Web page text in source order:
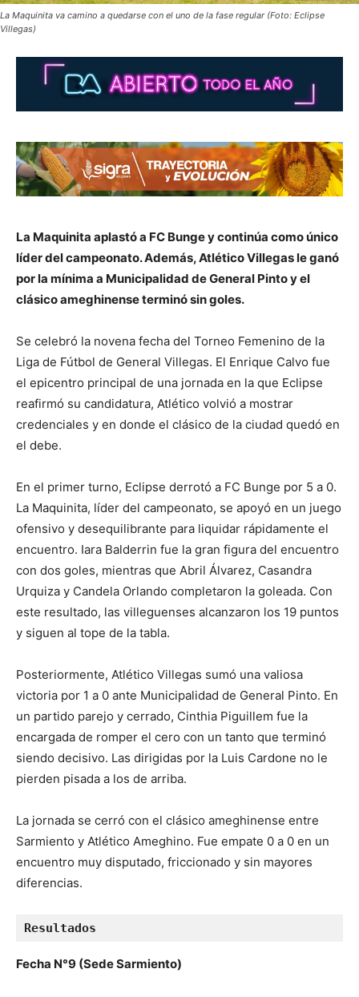
La Maquinita va camino a quedarse con el uno de la fase regular (Foto: Eclipse
Villegas)
La Maquinita aplastó a FC Bunge y continúa como único
líder del campeonato. Además, Atlético Villegas le ganó
por la mínima a Municipalidad de General Pinto y el
clásico ameghinense terminó sin goles.
Se celebró la novena fecha del Torneo Femenino de la
Liga de Fútbol de General Villegas. El Enrique Calvo fue
el epicentro principal de una jornada en la que Eclipse
reafirmó su candidatura, Atlético volvió a mostrar
credenciales y en donde el clásico de la ciudad quedó en
el debe.
En el primer turno, Eclipse derrotó a FC Bunge por 5 a 0.
La Maquinita, líder del campeonato, se apoyó en un juego
ofensivo y desequilibrante para liquidar rápidamente el
encuentro. Iara Balderrin fue la gran figura del encuentro
con dos goles, mientras que Abril Álvarez, Casandra
Urquiza y Candela Orlando completaron la goleada. Con
este resultado, las villeguenses alcanzaron los 19 puntos
y siguen al tope de la tabla.
Posteriormente, Atlético Villegas sumó una valiosa
victoria por 1 a 0 ante Municipalidad de General Pinto. En
un partido parejo y cerrado, Cinthia Piguillem fue la
encargada de romper el cero con un tanto que terminó
siendo decisivo. Las dirigidas por la Luis Cardone no le
pierden pisada a los de arriba.
La jornada se cerró con el clásico ameghinense entre
Sarmiento y Atlético Ameghino. Fue empate 0 a 0 en un
encuentro muy disputado, friccionado y sin mayores
diferencias.
Resultados
Fecha N°9 (Sede Sarmiento)